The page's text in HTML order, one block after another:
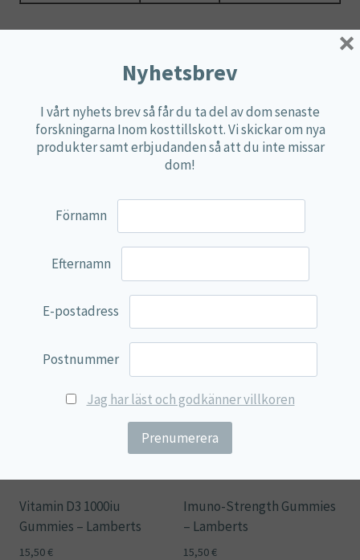
*DRI (dagligt referensintag) ej fastställt.
Levande bakteriekultur
kapselskal (hydroxipropylmetylcellulosa, gellan­
gummi), antiklumpningsmedel (stearinsyra).
Kosttillskott bör inte ersätta en varierad kost och en
Rekommenderad dos bör inte överskridas.
Förvaras oåtkomligt för små barn.
Du kanske också gillar …
Vitamin D3 1000iu
Gummies – Lamberts
15,50€
Imuno-Strength Gummies
– Lamberts
15,50€
Nyhetsbrev
I vårt nyhets brev så får du ta del av dom senaste
forskningarna Inom kosttillskott. Vi skickar om nya
produkter samt erbjudanden så att du inte missar
dom!
Förnamn
Efternamn
E-postadress
Postnummer
Jag har läst och godkänner villkoren
×